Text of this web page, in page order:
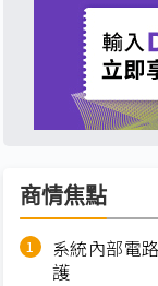
商情焦點
系統內部電
護